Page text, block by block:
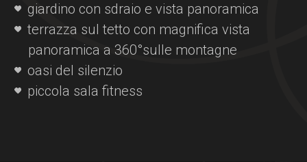
Attività
Località
Prenotare
giardino con sdraio e vista panoramica
terrazza sul tetto con magnifica vista
panoramica a 360°sulle montagne
oasi del silenzio
piccola sala fitness